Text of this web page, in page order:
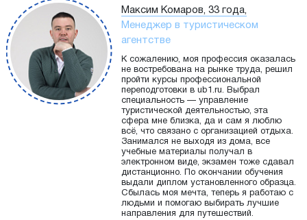
Максим Комаров, 33 года,
Менеджер в туристическом
агентстве
К сожалению, моя профессия оказалась
не востребована на рынке труда, решил
пройти курсы профессиональной
переподготовки в ub1.ru. Выбрал
специальность — управление
туристической деятельностью, эта
сфера мне близка, да и сам я люблю
всё, что связано с организацией отдыха.
Занимался не выходя из дома, все
учебные материалы получал в
электронном виде, экзамен тоже сдавал
дистанционно. По окончании обучения
выдали диплом установленного образца.
Сбылась моя мечта, теперь я работаю с
людьми и помогаю выбирать лучшие
направления для путешествий.